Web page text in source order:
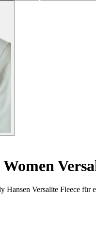
Versalite Fleece für